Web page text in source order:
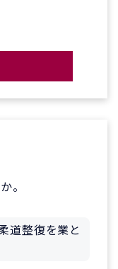
。
道整復を業と